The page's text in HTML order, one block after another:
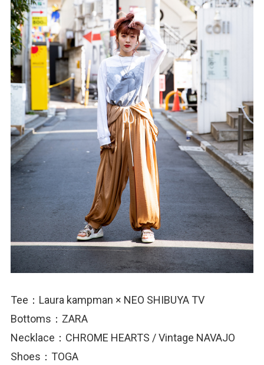
Tee：Laura kampman × NEO SHIBUYA TV
Bottoms：ZARA
Necklace：CHROME HEARTS / Vintage NAVAJO
Shoes：TOGA